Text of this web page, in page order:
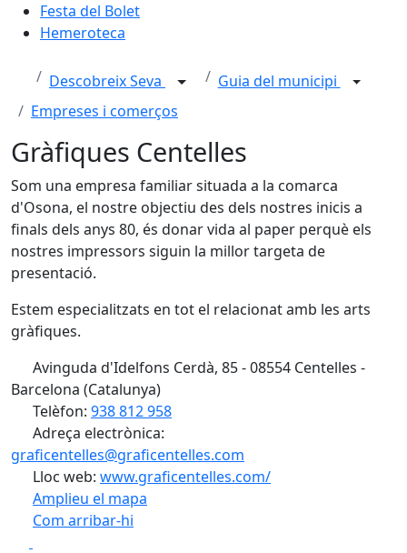
Festa del Bolet
Hemeroteca
Descobreix Seva
Guia del municipi
Empreses i comerços
Gràfiques Centelles
Som una empresa familiar situada a la comarca
d'Osona, el nostre objectiu des dels nostres inicis a
finals dels anys 80, és donar vida al paper perquè els
nostres impressors siguin la millor targeta de
presentació.
Estem especialitzats en tot el relacionat amb les arts
gràfiques.
Avinguda d'Idelfons Cerdà, 85 - 08554 Centelles -
Barcelona (Catalunya)
Telèfon: 938 812 958
Adreça electrònica:
graficentelles@graficentelles.com
Lloc web: www.graficentelles.com/
Amplieu el mapa
Com arribar-hi